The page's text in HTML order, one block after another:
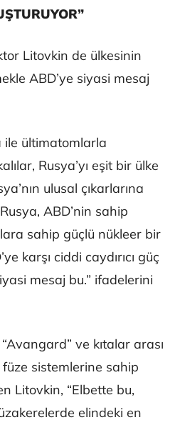
Litovkin de ülkesinin
ABD’ye siyasi mesaj
ile ültimatomlarla
Rusya’yı eşit bir ülke
ulusal çıkarlarına
ABD’nin sahip
sahip güçlü nükleer bir
karşı ciddi caydırıcı güç
mesaj bu.” ifadelerini
ve kıtalar arası
sistemlerine sahip
Litovkin, “Elbette bu,
elindeki en